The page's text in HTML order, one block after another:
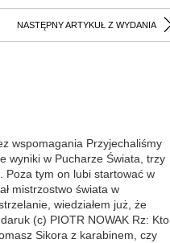
NASTĘPNY ARTYKUŁ Z WYDANIA
wspomagania Przyjechaliśmy
wyniki w Pucharze Świata, trzy
Poza tym on lubi startować w
mistrzostwo świata w
wiedziałem już, że
(c) PIOTR NOWAK Rz: Kto
Sikora z karabinem, czy